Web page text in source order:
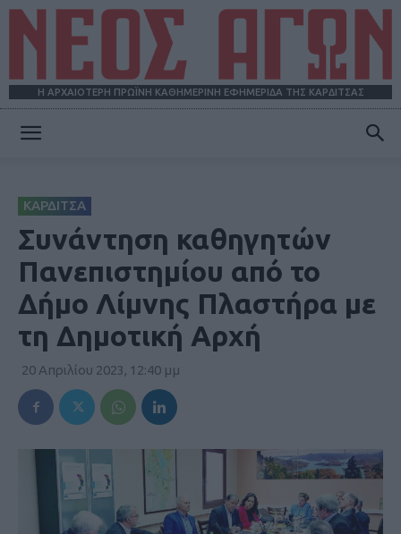
Η ΑΡΧΑΙΟΤΕΡΗ ΠΡΩΪΝΗ ΚΑΘΗΜΕΡΙΝΗ ΕΦΗΜΕΡΙΔΑ ΤΗΣ ΚΑΡΔΙΤΣΑΣ
ΚΑΡΔΙΤΣΑ
Συνάντηση καθηγητών
Πανεπιστημίου από το
Δήμο Λίμνης Πλαστήρα με
τη Δημοτική Αρχή
20 Απριλίου 2023, 12:40 μμ